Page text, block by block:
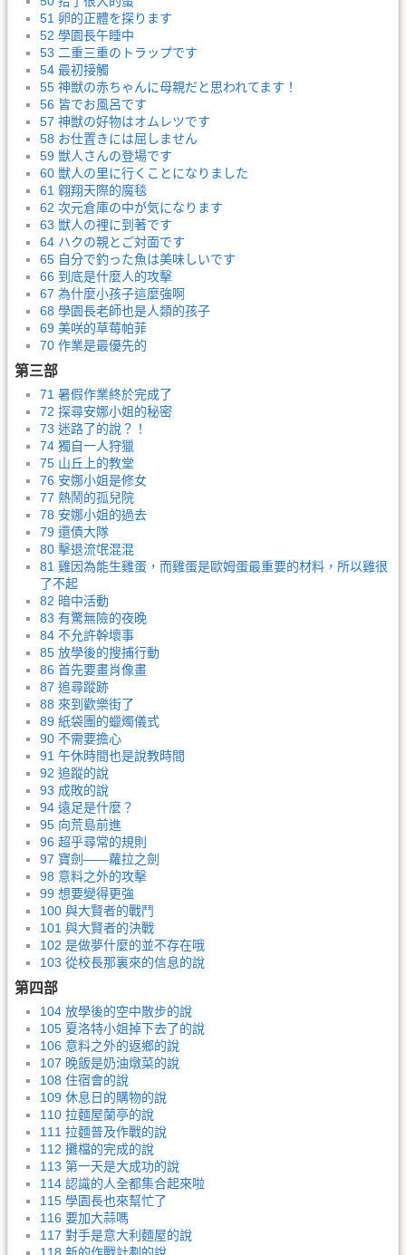
51 卵的正體を探ります
52 學園長午睡中
53 二重三重のトラップです
54 最初接觸
55 神獣の赤ちゃんに母親だと思われてます！
56 皆でお風呂です
57 神獣の好物はオムレツです
58 お仕置きには屈しません
59 獣人さんの登場です
60 獣人の里に行くことになりました
61 翱翔天際的魔毯
62 次元倉庫の中が気になります
63 獣人の裡に到著です
64 ハクの親とご対面です
65 自分で釣った魚は美味しいです
66 到底是什麼人的攻擊
67 為什麼小孩子這麼強啊
68 學園長老師也是人類的孩子
69 美咲的草莓帕菲
70 作業是最優先的
第三部
71 暑假作業終於完成了
72 探尋安娜小姐的秘密
73 迷路了的說？！
74 獨自一人狩獵
75 山丘上的教堂
76 安娜小姐是修女
77 熱鬧的孤兒院
78 安娜小姐的過去
79 還債大隊
80 擊退流氓混混
81 雞因為能生雞蛋，而雞蛋是歐姆蛋最重要的材料，所以雞很
了不起
82 暗中活動
83 有驚無險的夜晚
84 不允許幹壞事
85 放學後的搜捕行動
86 首先要畫肖像畫
87 追尋蹤跡
88 來到歡樂街了
89 紙袋團的蠟燭儀式
90 不需要擔心
91 午休時間也是說教時間
92 追蹤的說
93 成敗的說
94 遠足是什麼？
95 向荒島前進
96 超乎尋常的規則
97 寶劍——蘿拉之劍
98 意料之外的攻擊
99 想要變得更強
100 與大賢者的戰鬥
101 與大賢者的決戰
102 是做夢什麼的並不存在哦
103 從校長那裏來的信息的說
第四部
104 放學後的空中散步的說
105 夏洛特小姐掉下去了的說
106 意料之外的返鄉的說
107 晚飯是奶油燉菜的說
108 住宿會的說
109 休息日的購物的說
110 拉麵屋蘭亭的說
111 拉麵普及作戰的說
112 攤檔的完成的說
113 第一天是大成功的說
114 認識的人全都集合起來啦
115 學園長也來幫忙了
116 要加大蒜嗎
117 對手是意大利麵屋的說
118 新的作戰計劃的說